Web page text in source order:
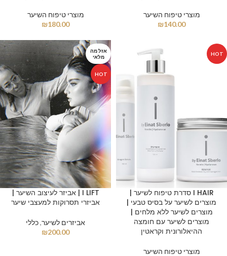
מוצרי טיפוח השיער
₪140.00
מוצרי טיפוח השיער
₪180.00
HOT
I HAIR סדרת טיפוח לשיער |
מוצרים לשיער על בסיס טבעי |
מוצרים לשיער ללא מלחים |
מוצרים לשיער עם חומצה
ההיאלורונית וקראטין
מוצרי טיפוח השיער
אזל מה
מלאי
HOT
I LIFT | אביזר לעיצוב השיער |
אביזרי תסרוקות למעצבי שיער
אביזרים לשיער,כללי
₪200.00